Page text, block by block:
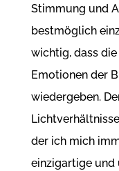
Stimmung und
bestmöglich
wichtig, dass
Emotionen der
wiedergeben.
der ich mich
einzigartige und